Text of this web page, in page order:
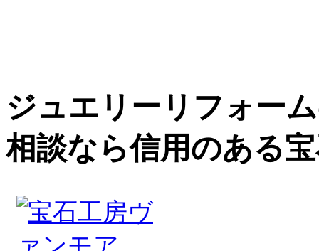
ジュエリーリフォーム
相談なら信用のある